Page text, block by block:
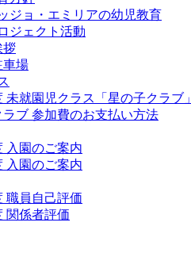
ジョ・エミリアの幼児教育
ジェクト活動
拶
車場
未就園児クラス「星の子クラブ」
ブ 参加費のお支払い方法
入園のご案内
入園のご案内
職員自己評価
関係者評価